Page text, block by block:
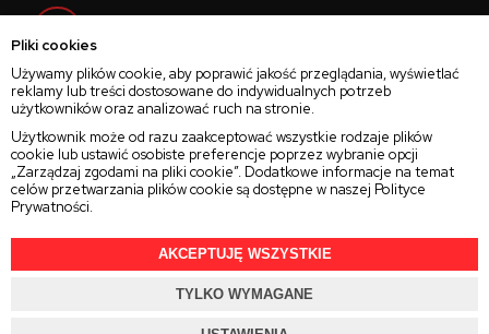
Pliki cookies
Używamy plików cookie, aby poprawić jakość przeglądania, wyświetlać
reklamy lub treści dostosowane do indywidualnych potrzeb
użytkowników oraz analizować ruch na stronie.
Użytkownik może od razu zaakceptować wszystkie rodzaje plików
cookie lub ustawić osobiste preferencje poprzez wybranie opcji
„Zarządzaj zgodami na pliki cookie”. Dodatkowe informacje na temat
celów przetwarzania plików cookie są dostępne w naszej Polityce
Prywatności.
AKCEPTUJĘ WSZYSTKIE
TYLKO WYMAGANE
Instagram
Twitter
2025 © Wszelkie Prawa ZastrzeżoneRajsoczewek.pl